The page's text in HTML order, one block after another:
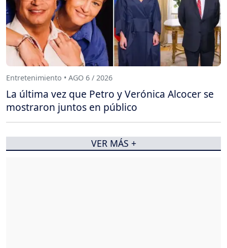
Entretenimiento • AGO 6 / 2026
La última vez que Petro y Verónica Alcocer se
mostraron juntos en público
VER MÁS +